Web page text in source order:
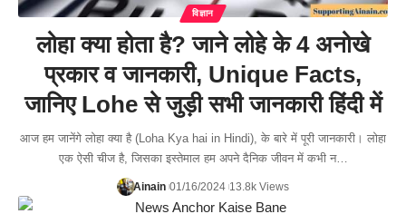
विज्ञान
लोहा क्या होता है? जाने लोहे के 4 अनोखे
प्रकार व जानकारी, Unique Facts,
जानिए Lohe से जुड़ी सभी जानकारी हिंदी में
आज हम जानेंगे लोहा क्या है (Loha Kya hai in Hindi), के बारे में पूरी जानकारी। लोहा
एक ऐसी चीज है, जिसका इस्तेमाल हम अपने दैनिक जीवन में कभी न…
Ainain 01/16/2024 13.8k Views